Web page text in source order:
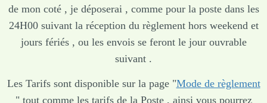
de mon coté , je déposerai , comme pour la poste dans les
24H00 suivant la réception du règlement hors weekend et
jours fériés , ou les envois se feront le jour ouvrable
suivant .
Les Tarifs sont disponible sur la page "Mode de règlement
" tout comme les tarifs de la Poste , ainsi vous pourrez